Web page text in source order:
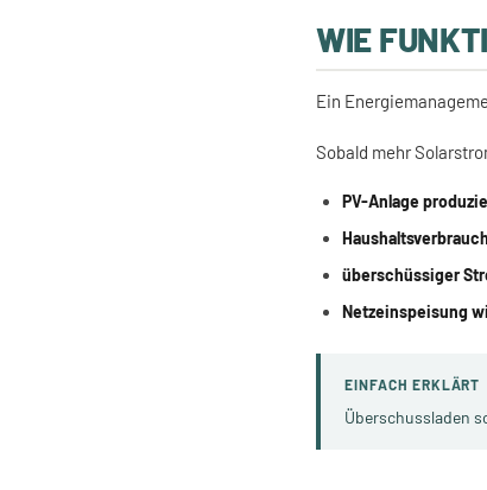
WIE
Ein
Sobald mehr
PV-Anlage
überschüssiger
Netzeinspeisung
EINFACH ERKLÄRT
Überschussladen